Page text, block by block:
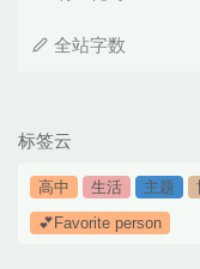
全站字数
标签云
高中 生活 主题
💕Favorite person